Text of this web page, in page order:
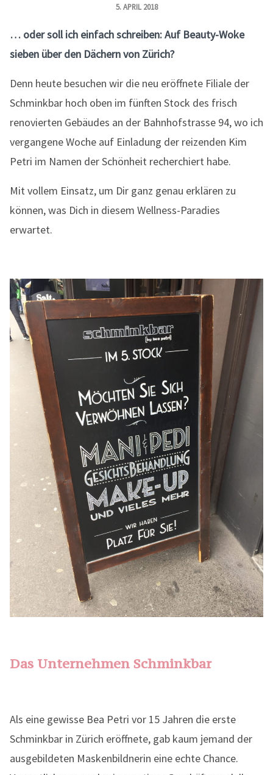
5. APRIL 2018
… oder soll ich einfach schreiben: Auf Beauty-Woke
sieben über den Dächern von Zürich?
Denn heute besuchen wir die neu eröffnete Filiale der
Schminkbar hoch oben im fünften Stock des frisch
renovierten Gebäudes an der Bahnhofstrasse 94, wo ich
vergangene Woche auf Einladung der reizenden Kim
Petri im Namen der Schönheit recherchiert habe.
Mit vollem Einsatz, um Dir ganz genau erklären zu
können, was Dich in diesem Wellness-Paradies
erwartet.
Das Unternehmen Schminkbar
Als eine gewisse Bea Petri vor 15 Jahren die erste
Schminkbar in Zürich eröffnete, gab kaum jemand der
ausgebildeten Maskenbildnerin eine echte Chance.